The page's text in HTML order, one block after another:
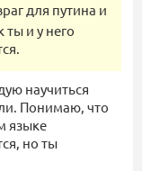
для путина и
ты и у него
научиться
Понимаю, что
языке
но ты